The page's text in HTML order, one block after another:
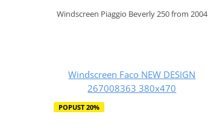
Windscreen Piaggio Beverly 250 from 2004
Windscreen Faco NEW DESIGN
267008363 380x470
POPUST 20%